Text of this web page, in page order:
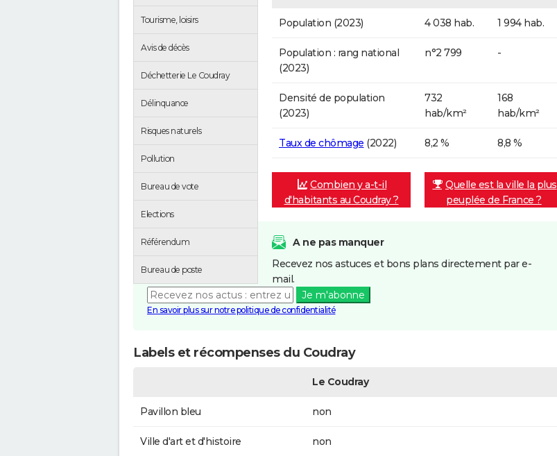
Tourisme, loisirs
Avis de décès
Déchetterie Le Coudray
Délinquance
Risques naturels
Pollution
Bureau de vote
Elections
Référendum
Bureau de poste
Population (2023) 4 038 hab. 1 994 hab.
Population : rang national
(2023)
n°2 799 -
Densité de population
(2023)
732
hab/km²
168
hab/km²
Taux de chômage (2022) 8,2 % 8,8 %
Combien y a-t-il
d'habitants au Coudray ?
Quelle est la ville la plus
peuplée de France ?
A ne pas manquer
Recevez nos astuces et bons plans directement par e-
mail.
Je m'abonne
En savoir plus sur notre politique de confidentialité
Labels et récompenses du Coudray
Le Coudray
Pavillon bleu non
Ville d'art et d'histoire non